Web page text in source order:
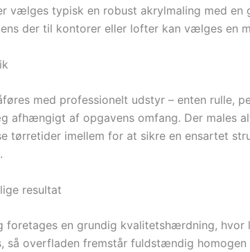
vælges typisk en robust akrylmaling med en
der til kontorer eller lofter kan vælges en
med professionelt udstyr – enten rulle,
afhængigt af opgavens omfang. Der males
tørretider imellem for at sikre en ensartet
resultat
foretages en grundig kvalitetshærdning, hvor
så overfladen fremstår fuldstændig homogen